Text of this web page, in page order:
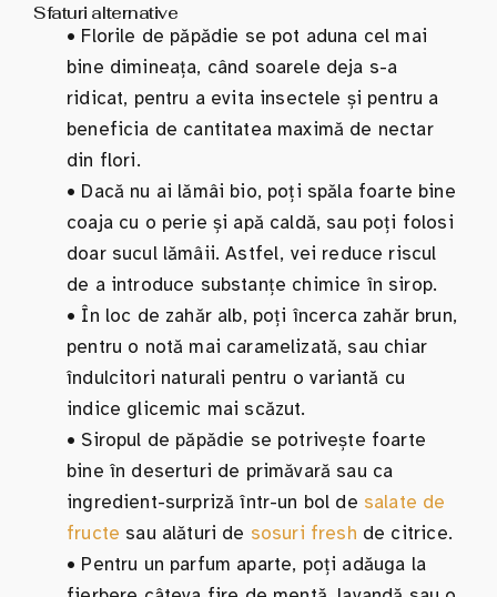
Sfaturi alternative
• Florile de păpădie se pot aduna cel mai
bine dimineața, când soarele deja s-a
ridicat, pentru a evita insectele și pentru a
beneficia de cantitatea maximă de nectar
din flori.
• Dacă nu ai lămâi bio, poți spăla foarte bine
coaja cu o perie și apă caldă, sau poți folosi
doar sucul lămâii. Astfel, vei reduce riscul
de a introduce substanțe chimice în sirop.
• În loc de zahăr alb, poți încerca zahăr brun,
pentru o notă mai caramelizată, sau chiar
îndulcitori naturali pentru o variantă cu
indice glicemic mai scăzut.
• Siropul de păpădie se potrivește foarte
bine în deserturi de primăvară sau ca
ingredient-surpriză într-un bol de salate de
fructe sau alături de sosuri fresh de citrice.
• Pentru un parfum aparte, poți adăuga la